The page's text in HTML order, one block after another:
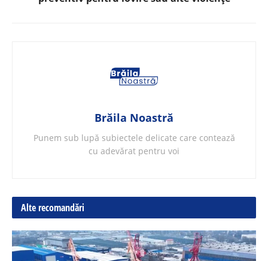
Brăila Noastră
Punem sub lupă subiectele delicate care contează
cu adevărat pentru voi
Alte recomandări